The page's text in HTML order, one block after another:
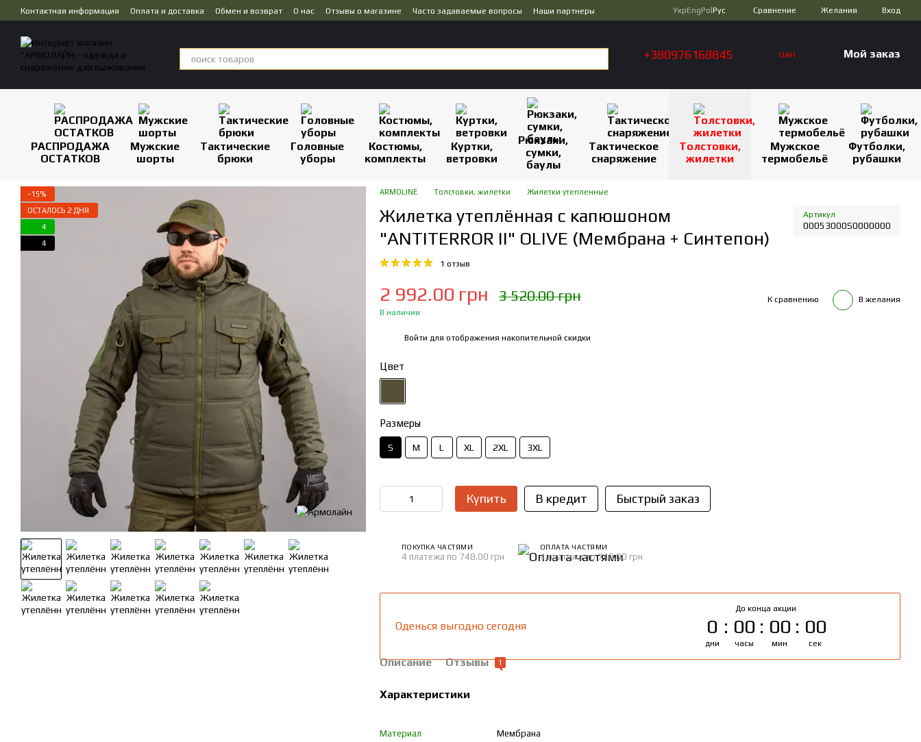
Перейти к основному контенту
Контактная информация Оплата и доставка Обмен и возврат О нас Отзывы о магазине Часто задаваемые вопросы
Наши партнеры
УкрEngPol Рус Сравнение Желания Вход
+380976168845 UAH Мой заказ
РАСПРОДАЖА
ОСТАТКОВ
Мужские
шорты
Тактические
брюки
Головные
уборы
Костюмы,
комплекты
Куртки,
ветровки
Рюкзаки,
сумки,
баулы
Тактическое
снаряжение
Толстовки,
жилетки
Мужское
термобельё
Футболки,
рубашки
−15%
ОСТАЛОСЬ 2 ДНЯ
4
4
ARMOLINE Толстовки, жилетки Жилетки утепленные
Жилетка утеплённая с капюшоном
"ANTITERROR II" OLIVE (Мембрана + Синтепон)
Артикул
00053000S0000000
1 отзыв
2 992.00 грн 3 520.00 грн
В наличии
К сравнению В желания
Войти для отображения накопительной скидки
Цвет
Размеры
S M L XL 2XL 3XL
Купить В кредит Быстрый заказ
ПОКУПКА ЧАСТЯМИ
4 платежа по 748.00 грн
ОПЛАТА ЧАСТЯМИ
4 платежа по 748.00 грн
Оденься выгодно сегодня
До конца акции
0
дни
00
часы
00
мин
00
сек
Описание Отзывы 1
Характеристики
Материал
Мембрана